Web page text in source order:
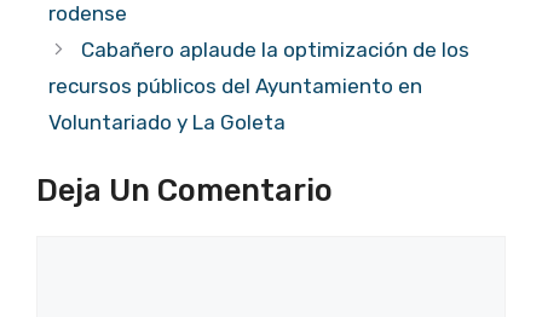
rodense
Cabañero aplaude la optimización de los
recursos públicos del Ayuntamiento en
Voluntariado y La Goleta
Deja Un Comentario